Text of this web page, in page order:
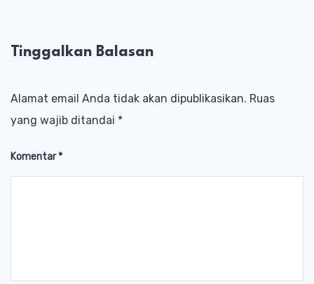
Tinggalkan Balasan
Alamat email Anda tidak akan dipublikasikan. Ruas
yang wajib ditandai *
Komentar*